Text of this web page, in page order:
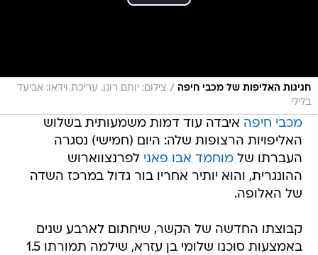
חגיגות האליפות של מכבי חיפה / צילום: יותם רונן. עריכת וידאו: אביעד
בלילי
מכבי חיפה איבדה עוד דמות משמעותית בשלוש
האליפויות הרצופות שלה: היום (חמישי) נסגרה
העברתו שלמוחמד אבו פאני לפרנצווארוש
ההונגרית, והוא יותיר אחריו בור גדול במרכז השדה
של האלופה.
קבוצתו החדשה של הקשר, שיחתום לארבע שנים
באמצעות סוכנו שלומי בן עזרא, שילמה תמורתו 1.5